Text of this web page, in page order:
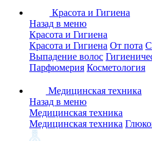
Красота и Гигиена
Назад в меню
Красота и Гигиена
Красота и Гигиена От пота
Выпадение волос
Парфюмерия Косметология
Медицинская техника
Назад в меню
Медицинская техника
Медицинская техника